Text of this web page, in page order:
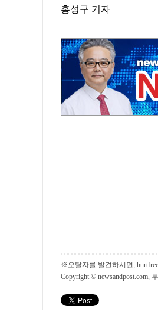
홍성구 기자
※오탈자를 발견하시면,
Copyright © newsandpost.com,